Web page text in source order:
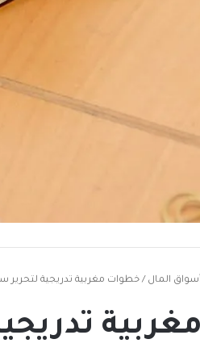
أسواق المال / خطوات مغربية تدريجية لتحرير